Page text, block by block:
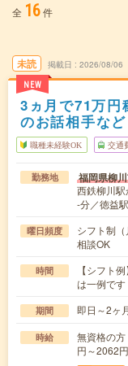
全 16件
未読
NEW
掲載日 2026/08/06
3ヵ月で71万円
のお話相手など
職種未経験OK 交通
勤務地 福岡県柳
西鉄柳川
-分／徳益
曜日頻度
シフト制
相談OK
時間
【シフト
は一例で
期間 即日～2ヶ
時給
無資格の
円～2062